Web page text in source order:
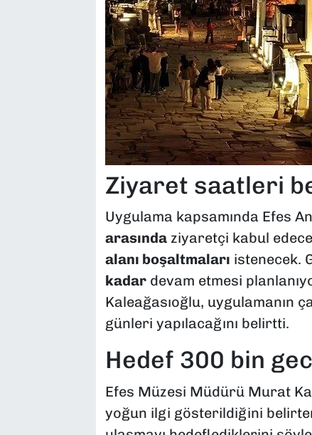
Ziyaret saatleri
Uygulama kapsamında Efes
arasındaziyaretçi kabul
alanı boşaltmaları istenecek.
kadardevam etmesi
Kaleağasıoğlu, uygulamanın
günleri yapılacağını belirtti.
Hedef 300 bin
Efes Müzesi Müdürü Murat
yoğun ilgi gösterildiğini